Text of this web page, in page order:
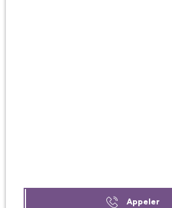
Appeler